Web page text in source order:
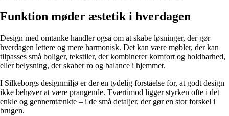
Funktion møder æstetik i hverdagen
Design med omtanke handler også om at skabe løsninger, der gør
hverdagen lettere og mere harmonisk. Det kan være møbler, der kan
tilpasses små boliger, tekstiler, der kombinerer komfort og holdbarhed,
eller belysning, der skaber ro og balance i hjemmet.
I Silkeborgs designmiljø er der en tydelig forståelse for, at godt design
ikke behøver at være prangende. Tværtimod ligger styrken ofte i det
enkle og gennemtænkte – i de små detaljer, der gør en stor forskel i
brugen.